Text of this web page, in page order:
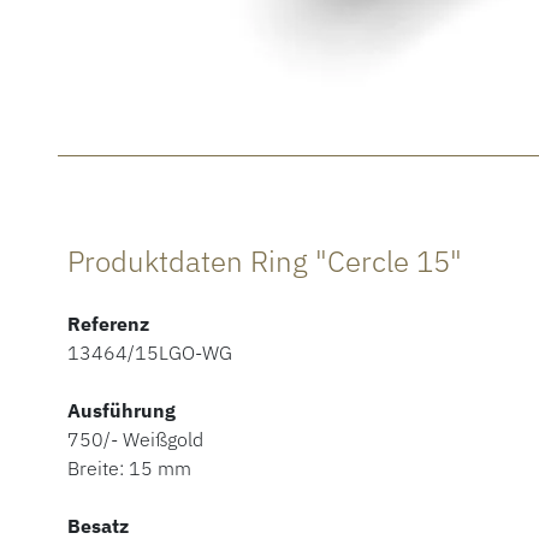
Produktdaten Ring "Cercle 15"
Referenz
13464/15LGO-WG
Ausführung
750/- Weißgold
Breite: 15 mm
Besatz